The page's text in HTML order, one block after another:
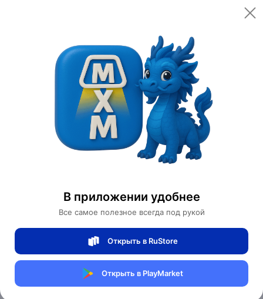
В приложении удобнее
Все самое полезное всегда под рукой
Открыть в RuStore
Открыть в PlayMarket
Открыть
Категории Светильники
Люстры
Люстра медная Virexia, металл, 95*60 см, G9
Магазин Table lamps
MXM4872704635